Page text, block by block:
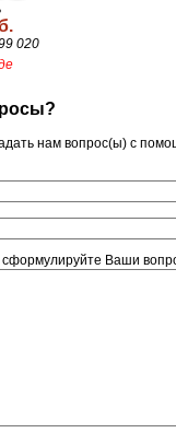
020
нам вопрос(ы) с
Ваши